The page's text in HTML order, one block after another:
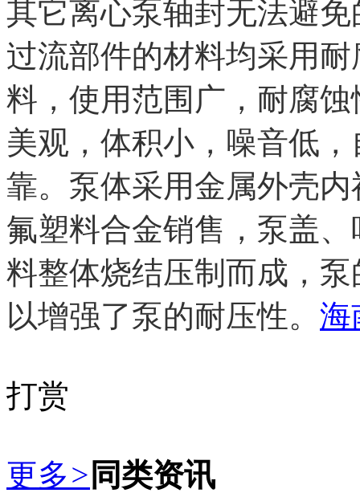
其它离心泵轴封无法避
过流部件的材料均采用
料，使用范围广，耐腐
美观，体积小，噪音低
靠。泵体采用金属外壳
氟塑料合金销售，泵盖
料整体烧结压制而成，
以增强了泵的耐压性。 海
打赏
更多> 同类资讯